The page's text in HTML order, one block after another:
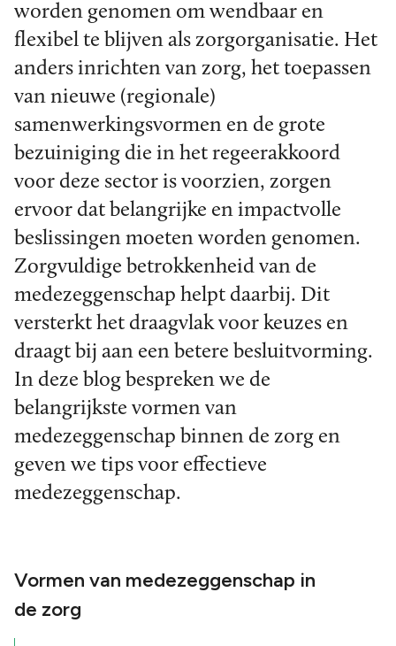
worden genomen om wendbaar en
flexibel te blijven als zorgorganisatie. Het
anders inrichten van zorg, het toepassen
van nieuwe (regionale)
samenwerkingsvormen en de grote
bezuiniging die in het regeerakkoord
voor deze sector is voorzien, zorgen
ervoor dat belangrijke en impactvolle
beslissingen moeten worden genomen.
Zorgvuldige betrokkenheid van de
medezeggenschap helpt daarbij. Dit
versterkt het draagvlak voor keuzes en
draagt bij aan een betere besluitvorming.
In deze blog bespreken we de
belangrijkste vormen van
medezeggenschap binnen de zorg en
geven we tips voor effectieve
medezeggenschap.
Vormen van medezeggenschap in
de zorg